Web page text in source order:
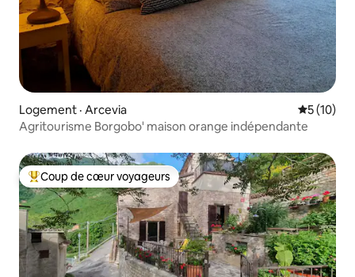
Logement · Arcevia Note
5 (10)
Agritourisme Borgobo' maison orange indépendante
Coup de cœur voyageurs parmi les plus aimés
Coup de cœur voyageurs